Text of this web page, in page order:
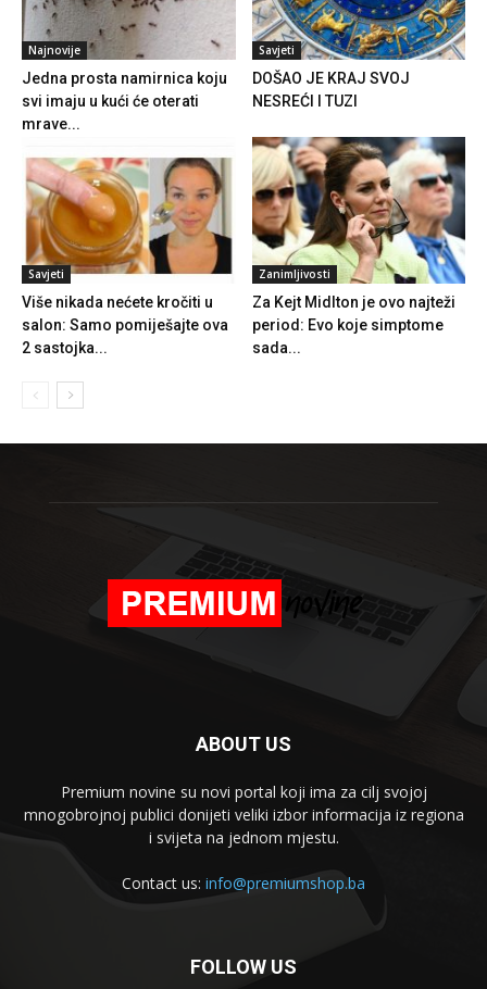
Najnovije
Jedna prosta namirnica koju
svi imaju u kući će oterati
mrave...
Savjeti
DOŠAO JE KRAJ SVOJ
NESREĆI I TUZI
Savjeti
Više nikada nećete kročiti u
salon: Samo pomiješajte ova
2 sastojka...
Zanimljivosti
Za Kejt Midlton je ovo najteži
period: Evo koje simptome
sada...
ABOUT US
Premium novine su novi portal koji ima za cilj svojoj
mnogobrojnoj publici donijeti veliki izbor informacija iz regiona
i svijeta na jednom mjestu.
Contact us: info@premiumshop.ba
FOLLOW US